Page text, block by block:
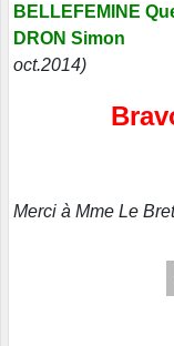
BELLEFEMINE
DRON
oct.2014)
Merci à Mme Le